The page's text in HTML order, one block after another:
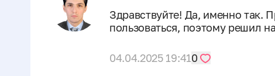
Здравствуйте! Да, именно так.
пользоваться, поэтому решил
04.04.2025 19:410